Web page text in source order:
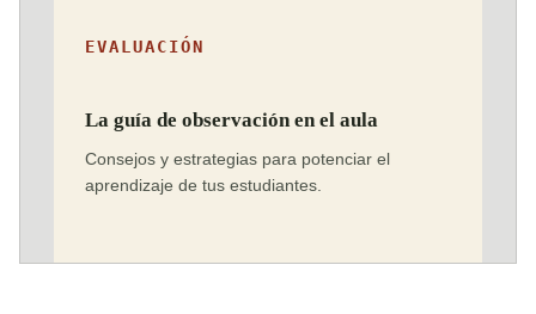
EVALUACIÓN
La guía de observación en el aula
Consejos y estrategias para potenciar el
aprendizaje de tus estudiantes.